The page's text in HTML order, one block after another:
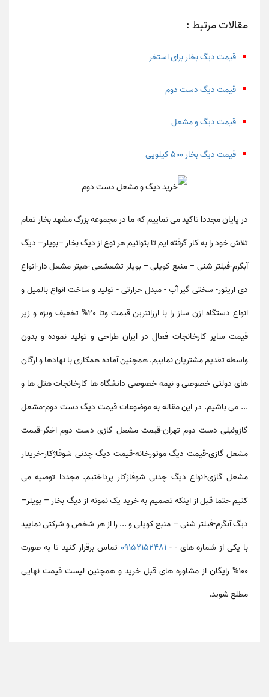
مقالات مرتبط :
قیمت دیگ بخار برای استخر
قیمت دیگ دست دوم
قیمت دیگ و مشعل
قیمت دیگ بخار ۵۰۰ کیلویی
در پایان مجددا تاکید می نماییم که ما در مجموعه بزرگ مشهد بخار تمام
تلاش خود را به کار گرفته ایم تا بتوانیم هر نوع از دیگ بخار –بویلر– دیگ
آبگرم-فیلتر شنی – منبع کویلی – بویلر تشعشعی -هیتر مشعل دار-انواع
دی اریتور- سختی گیر آب - مبدل حرارتی - تولید و ساخت انواع بالمیل و
انواع دستگاه ازن ساز را با ارزانترین قیمت وتا 20% تخفیف ویژه و زیر
قیمت سایر کارخانجات فعال در ایران طراحی و تولید نموده و بدون
واسطه تقدیم مشتریان نماییم. همچنین آماده همکاری با نهادها و ارگان
های دولتی خصوصی و نیمه خصوصی دانشگاه ها کارخانجات هتل ها و
... می باشیم. در این مقاله به موضوعاتقیمت دیگ دست دوم-مشعل
گازوئیلی دست دوم تهران-قیمت مشعل گازی دست دوم اخگر-قیمت
مشعل گازی-قیمت دیگ موتورخانه-قیمت دیگ چدنی شوفاژکار-خریدار
مشعل گازی-انواع دیگ چدنی شوفاژکار پرداختیم. مجددا توصیه می
کنیم حتما قبل از اینکه تصمیم به خرید یک نمونه از دیگ بخار – بویلر–
دیگ آبگرم-فیلتر شنی – منبع کویلی و ... را از هر شخص و شرکتی نمایید
با یکی از شماره های - - 09152152481 تماس برقرار کنید تا به صورت
100% رایگان از مشاوره های قبل خرید و همچنین لیست قیمت نهایی
مطلع شوید.